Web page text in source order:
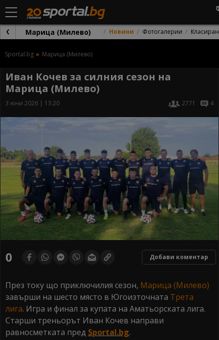
Марица (Милево) Новини Фотогалерии
Sportal.bg Марица (Милево)
Иван Кочев за силния сезон на
Марица (Милево)
3 юни 2026 | 13:20 2771 4
0 Добави коментар
През току що приключилия сезон, Марица (Милево)
завърши на шесто място в Югоизточната Трета
лига. Игра и финал за купата на Аматьорската лига.
Старши треньорът Иван Кочев направи
равносметката пред Sportal.bg.